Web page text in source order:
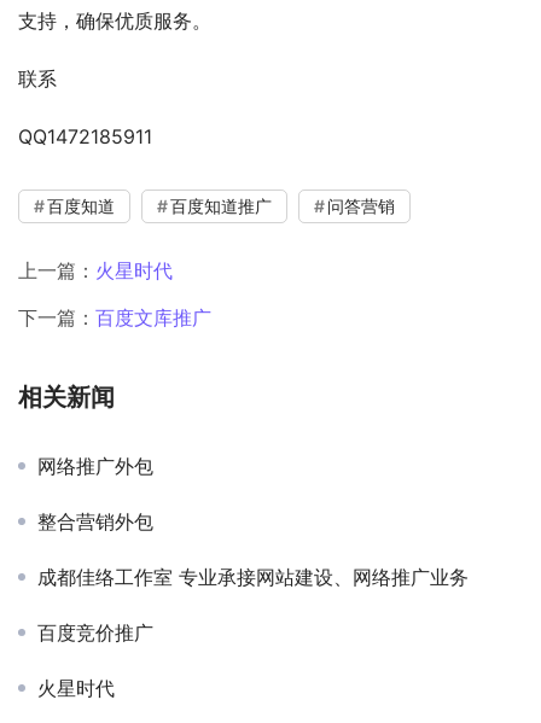
支持，确保优质服务。
联系
QQ1472185911
百度知道 百度知道推广 问答营销
上一篇： 火星时代
下一篇： 百度文库推广
相关新闻
网络推广外包
整合营销外包
成都佳络工作室 专业承接网站建设、网络推广业务
百度竞价推广
火星时代